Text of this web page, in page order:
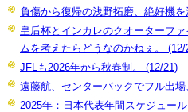
負傷から復帰の浅野拓磨、絶好機
皇后杯とインカレのクオーターフ
ムを考えたらどうなのかねぇ。 (12/
JFLも2026年から秋春制。 (12/21)
遠藤航、センターバックでフル出
2025年：日本代表年間スケジュー